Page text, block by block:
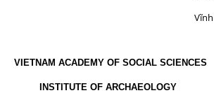
VIETNAM ACADEMY OF SOCIAL SCIENCES
INSTITUTE OF ARCHAEOLOGY